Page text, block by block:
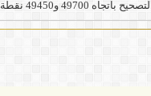
المرتفع في حال تحقق الاختراق